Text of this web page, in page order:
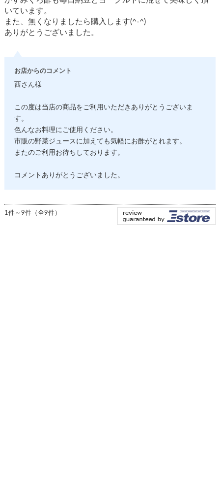
いています。
また、無くなりましたら購入します(^-^)
ありがとうございました。
お店からのコメント
西さん様
この度は当店の商品をご利用いただきありがとうございま
す。
色んなお料理にご使用ください。
市販の野菜ジュースに加えても気軽にお酢がとれます。
またのご利用お待ちしております。
コメントありがとうございました。
1件～9件（全9件）